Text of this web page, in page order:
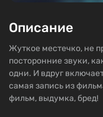
Описание
Жуткое местечко, не
посторонние звуки,
одни. И вдруг
самая запись из
фильм, выдумка, бред!